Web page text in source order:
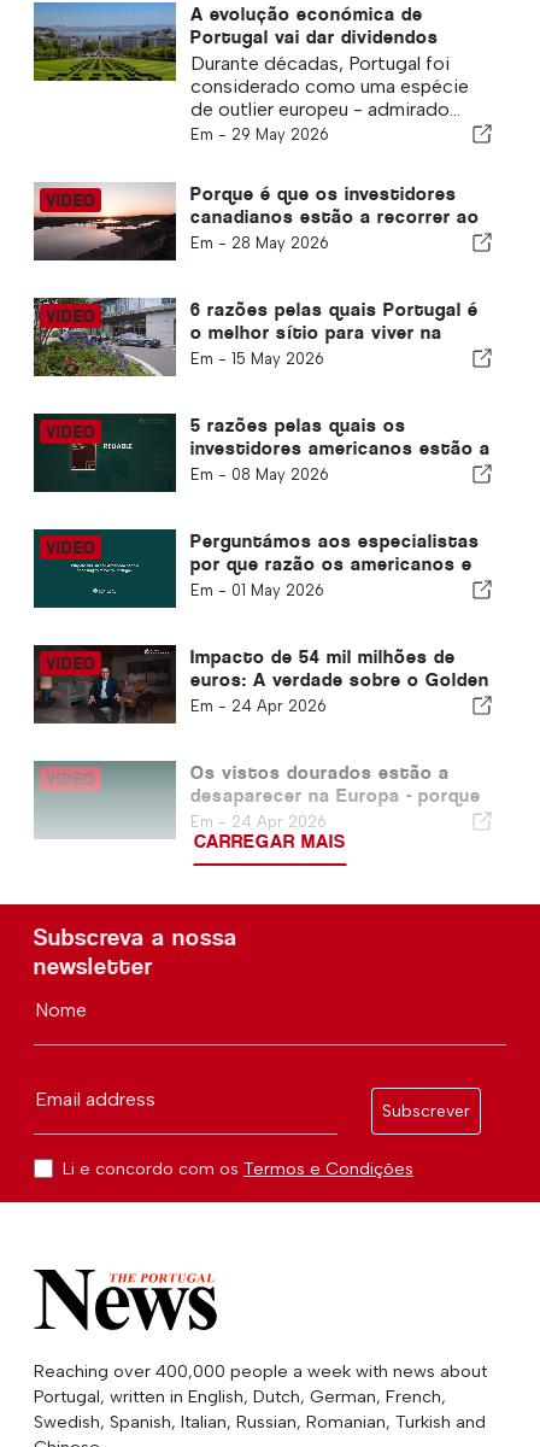
A evolução económica de
Portugal vai dar dividendos
Durante décadas, Portugal foi
considerado como uma espécie
de outlier europeu - admirado...
Em - 29 May 2026
Porque é que os investidores
canadianos estão a recorrer ao
Golden Visa de Portugal
Em - 28 May 2026
6 razões pelas quais Portugal é
o melhor sítio para viver na
Europa
Em - 15 May 2026
5 razões pelas quais os
investidores americanos estão a
escolher o Golden Visa de
Em - 08 May 2026
Perguntámos aos especialistas
por que razão os americanos e
os britânicos estão a mudar-se
Em - 01 May 2026
Impacto de 54 mil milhões de
euros: A verdade sobre o Golden
Visa de Portugal
Em - 24 Apr 2026
Os vistos dourados estão a
desaparecer na Europa - porque
é que o de Portugal sobrevive
Em - 24 Apr 2026
CARREGAR MAIS
Subscreva a nossa
newsletter
Nome
Email address
Subscrever
Li e concordo com os Termos e Condições
Reaching over 400,000 people a week with news about
Portugal, written in English, Dutch, German, French,
Swedish, Spanish, Italian, Russian, Romanian, Turkish and